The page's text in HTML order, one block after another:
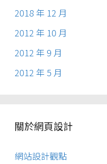
2018 年 12 月
2012 年 10 月
2012 年 9 月
2012 年 5 月
關於網頁設計
網站設計觀點